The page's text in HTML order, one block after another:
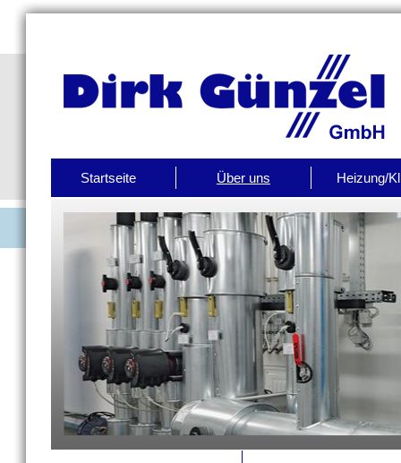
Startseite Über uns Heizung/